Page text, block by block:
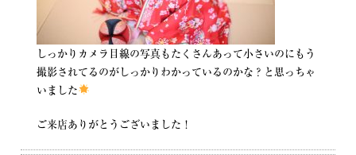
しっかりカメラ目線の写真もたくさんあって小さいのにもう
撮影されてるのがしっかりわかっているのかな？と思っちゃ
いました
ご来店ありがとうございました！